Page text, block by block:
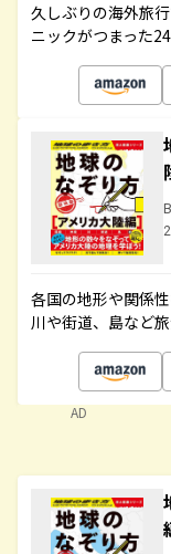
久しぶりの海外旅
ニックがつまった
各国の地形や関係
川や街道、島など
AD